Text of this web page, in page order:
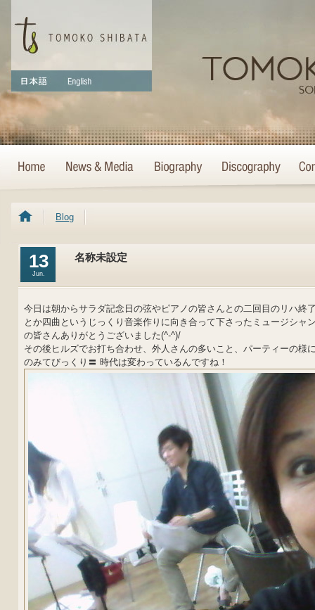
Blog
13
Jun.
名称未設定
今日は朝からサラダ記念日の弦やピアノの皆さんとの二回目のリハ終
とか四曲というじっくり音楽作りに向き合って下さったミュージシャ
の皆さんありがとうございました(^-^)/
その後ヒルズでお打ち合わせ、外人さんの多いこと、パーティーの様
のみてびっくり〓 時代は変わっているんですね！